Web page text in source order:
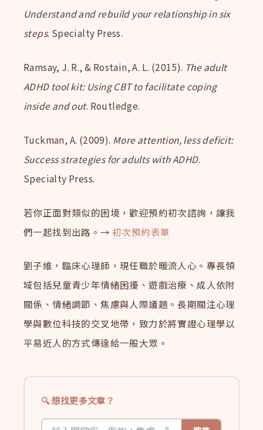
Understand and rebuild your relationship in six
steps. Specialty Press.
Ramsay, J. R., & Rostain, A. L. (2015). The adult
ADHD tool kit: Using CBT to facilitate coping
inside and out. Routledge.
Tuckman, A. (2009). More attention, less deficit:
Success strategies for adults with ADHD.
Specialty Press.
若你正面對類似的困境，歡迎預約初次諮詢，讓我
們一起找到出路。→ 初次預約表單
劉子維，臨床心理師，現任職於暖流人心。專長領
域包括兒童青少年情緒困擾、遊戲治療、成人依附
關係、情緒調節、焦慮與人際議題。長期關注心理
學與數位科技的交叉地帶，致力於將實證心理學以
平易近人的方式傳達給一般大眾。
想找更多文章？